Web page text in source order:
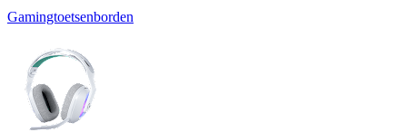
Gamingtoetsenborden